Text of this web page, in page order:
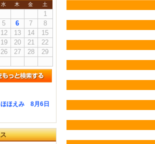
水 木 金 土
1
5 6 7
8
12 13 14
15
19 20 21
22
26 27 28
29
ほほえみ 8月6日